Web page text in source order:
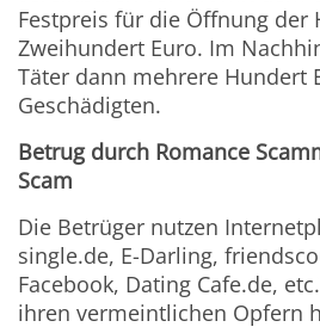
Festpreis für die Öffnung der
Zweihundert Euro. Im
Täter dann mehrere Hundert
Geschädigten.
Betrug durch Romance
Scam
Die Betrüger nutzen
single.de, E-Darling,
Facebook, Dating Cafe.de,
ihren vermeintlichen Opfern